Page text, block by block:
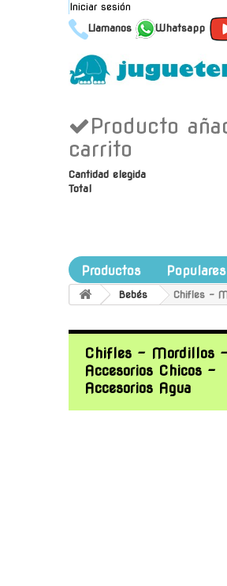
Iniciar sesión
Llamanos
Whatsapp
Producto
carrito
Cantidad elegida
Total
Productos Populares
Bebés Chifles -
Chifles - Mordillos -
Accesorios Chicos -
Accesorios Agua